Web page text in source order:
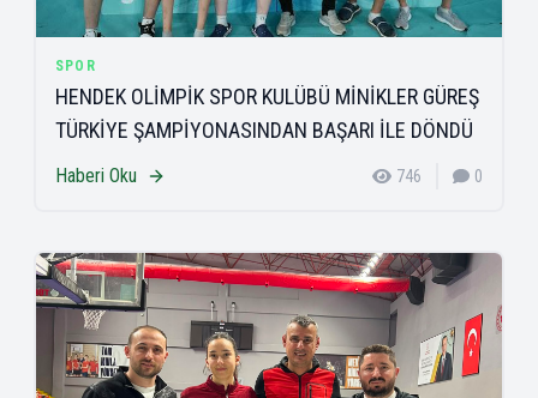
SPOR
HENDEK OLİMPİK SPOR KULÜBÜ MİNİKLER GÜREŞ
TÜRKİYE ŞAMPİYONASINDAN BAŞARI İLE DÖNDÜ
Haberi Oku 746 0